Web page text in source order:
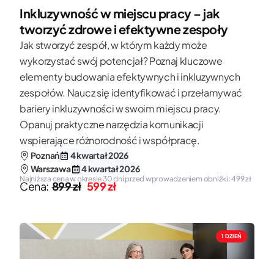
Inkluzywność w miejscu pracy – jak
tworzyć zdrowe i efektywne zespoły
Jak stworzyć zespół, w którym każdy może
wykorzystać swój potencjał? Poznaj kluczowe
elementy budowania efektywnych i inkluzywnych
zespołów. Naucz się identyfikować i przełamywać
bariery inkluzywności w swoim miejscu pracy.
Opanuj praktyczne narzędzia komunikacji
wspierające różnorodność i współpracę.
Poznań
4 kwartał 2026
Warszawa
4 kwartał 2026
Cena:899 zł 599 zł
Najniższa cena w okresie 30 dni przed wprowadzeniem obniżki: 499 zł
1 DZIEŃ